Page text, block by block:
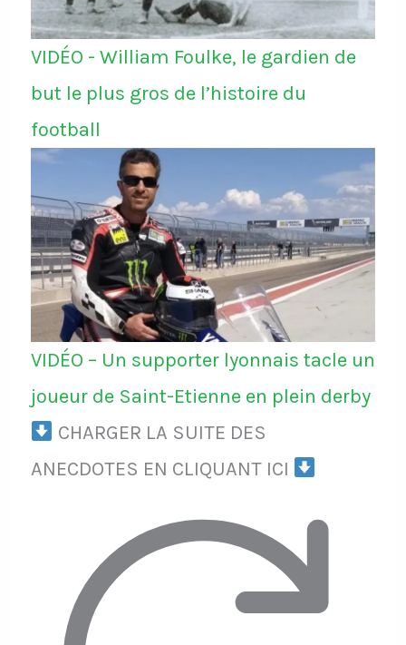
VIDÉO - William Foulke, le gardien de
but le plus gros de l’histoire du
football
VIDÉO – Un supporter lyonnais tacle un
joueur de Saint-Etienne en plein derby
CHARGER LA SUITE DES
ANECDOTES EN CLIQUANT ICI